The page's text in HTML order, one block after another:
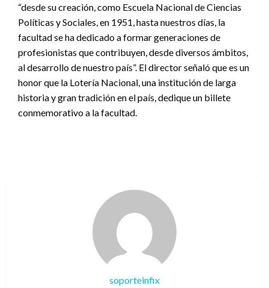
“desde su creación, como Escuela Nacional de Ciencias
Políticas y Sociales, en 1951, hasta nuestros días, la
facultad se ha dedicado a formar generaciones de
profesionistas que contribuyen, desde diversos ámbitos,
al desarrollo de nuestro país”. El director señaló que es un
honor que la Lotería Nacional, una institución de larga
historia y gran tradición en el país, dedique un billete
conmemorativo a la facultad.
soporteinfix